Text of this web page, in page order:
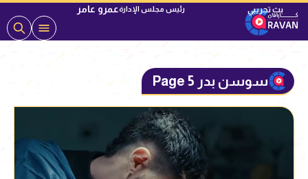
رئيس مجلس الإدارةعمرو عامر
سوسن بدر Page 5